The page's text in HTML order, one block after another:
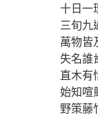
十日一
三旬九
萬物皆
失名誰
直木有
始知喧
野策藤